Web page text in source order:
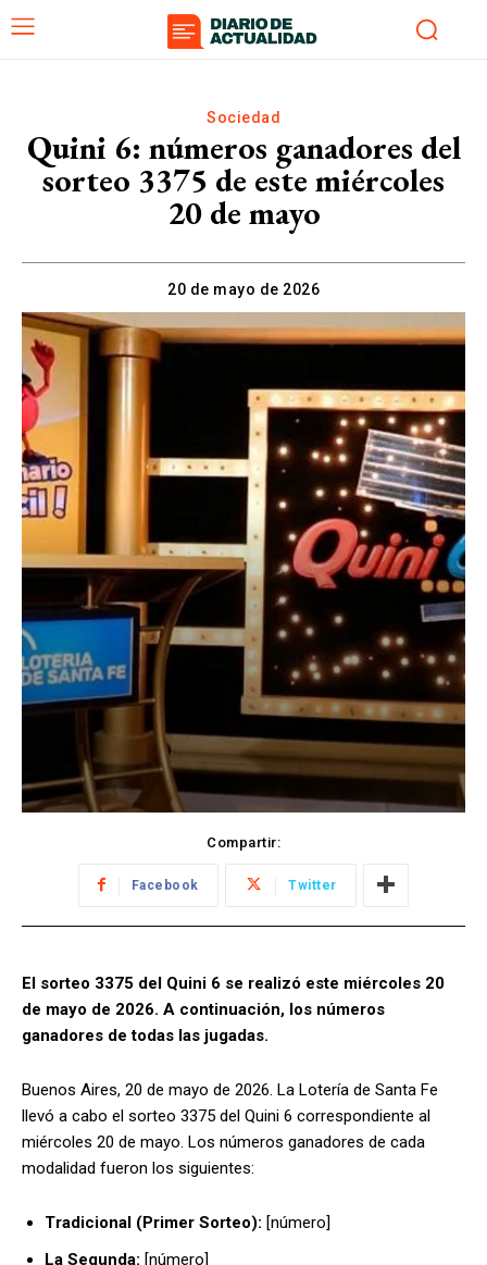
Sociedad
Quini 6: números ganadores del
sorteo 3375 de este miércoles
20 de mayo
20 de mayo de 2026
Compartir:
Facebook Twitter
El sorteo 3375 del Quini 6 se realizó este miércoles 20
de mayo de 2026. A continuación, los números
ganadores de todas las jugadas.
Buenos Aires, 20 de mayo de 2026. La Lotería de Santa Fe
llevó a cabo el sorteo 3375 del Quini 6 correspondiente al
miércoles 20 de mayo. Los números ganadores de cada
modalidad fueron los siguientes:
Tradicional (Primer Sorteo): [número]
La Segunda: [número]